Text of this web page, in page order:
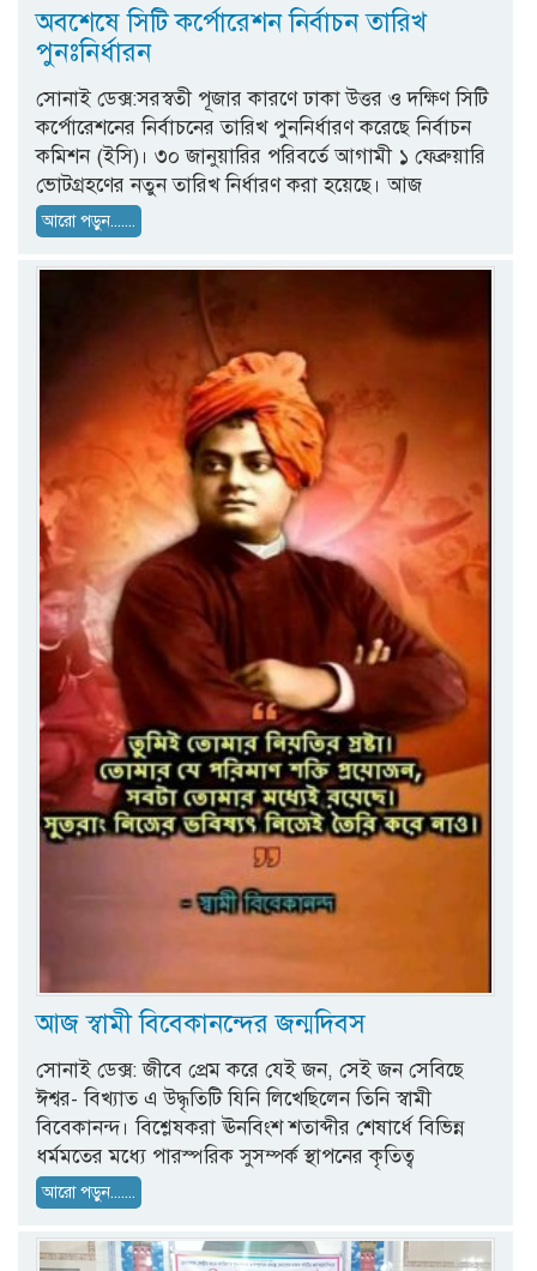
অবশেষে সিটি কর্পোরেশন নির্বাচন তারিখ
পুনঃনির্ধারন
সোনাই ডেক্স:সরস্বতী পূজার কারণে ঢাকা উত্তর ও দক্ষিণ সিটি
কর্পোরেশনের নির্বাচনের তারিখ পুননির্ধারণ করেছে নির্বাচন
কমিশন (ইসি)। ৩০ জানুয়ারির পরিবর্তে আগামী ১ ফেব্রুয়ারি
ভোটগ্রহণের নতুন তারিখ নির্ধারণ করা হয়েছে। আজ
আরো পড়ুন.......
আজ স্বামী বিবেকানন্দের জন্মদিবস
সোনাই ডেক্স: জীবে প্রেম করে যেই জন, সেই জন সেবিছে
ঈশ্বর- বিখ্যাত এ উদ্ধৃতিটি যিনি লিখেছিলেন তিনি স্বামী
বিবেকানন্দ। বিশ্লেষকরা ঊনবিংশ শতাব্দীর শেষার্ধে বিভিন্ন
ধর্মমতের মধ্যে পারস্পরিক সুসম্পর্ক স্থাপনের কৃতিত্ব
আরো পড়ুন.......